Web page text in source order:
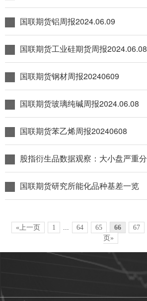
国联期货铝周报2024.06.09
国联期货工业硅期货周报2024.06.08
国联期货钢材周报20240609
国联期货玻璃纯碱周报2024.06.08
国联期货苯乙烯周报20240608
国联期货研究所能化品种基差一览
«上一页 1 ... 64 65 66 67
页»